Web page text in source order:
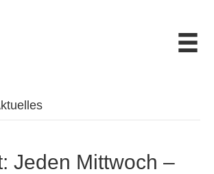
Jeden Mittwoch –